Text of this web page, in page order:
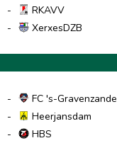
-
RKAVV
- XerxesDZB
-
FC 's-Gravenzande
-
Heerjansdam
-
HBS